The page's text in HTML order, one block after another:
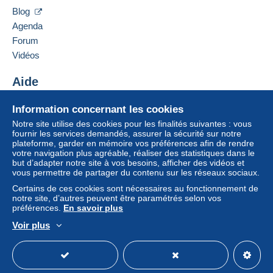
Conditions de paiement :
Tous les paiements se font par le site Delcampe. En
fonction des possibilités proposées par le vendeur, vous
pouvez utiliserPayPal, ajouter unecarte de
crédit/débitou faire unvirement. Aucun paiement n’est
réalisé par chèque ou virement bancaire direct au
vendeur.
L’acheteur utilise les moyens de paiement disponibles
sur Delcampe dans la page "
Un paiement ne passant pas parle système de
paiement integré au site
sera remboursé par le
vendeur à l’acheteur. Un achat non payé peut entraîner
38500
Ajouter ce vendeur aux favoris
Information concernant les cookies
Notre site utilise des cookies pour les finalités suivantes : vous
fournir les services demandés, assurer la sécurité sur notre
plateforme, garder en mémoire vos préférences afin de rendre
votre navigation plus agréable, réaliser des statistiques dans le
but d’adapter notre site à vos besoins, afficher des vidéos et
vous permettre de partager du contenu sur les réseaux sociaux.
Certains de ces cookies sont nécessaires au fonctionnement de
notre site, d’autres peuvent être paramétrés selon vos
préférences. En savoir plus
Voir plus
Blog
Agenda
Forum
Vidéos
Aide
Acheter sur Delcampe
Vendre sur Delcampe
Un site sécurisé